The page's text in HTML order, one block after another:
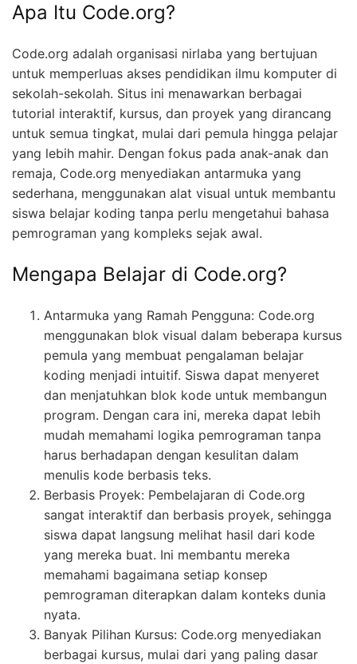
Apa Itu Code.org?
Code.org adalah organisasi nirlaba yang bertujuan
untuk memperluas akses pendidikan ilmu komputer di
sekolah-sekolah. Situs ini menawarkan berbagai
tutorial interaktif, kursus, dan proyek yang dirancang
untuk semua tingkat, mulai dari pemula hingga pelajar
yang lebih mahir. Dengan fokus pada anak-anak dan
remaja, Code.org menyediakan antarmuka yang
sederhana, menggunakan alat visual untuk membantu
siswa belajar koding tanpa perlu mengetahui bahasa
pemrograman yang kompleks sejak awal.
Mengapa Belajar di Code.org?
Antarmuka yang Ramah Pengguna: Code.org
menggunakan blok visual dalam beberapa kursus
pemula yang membuat pengalaman belajar
koding menjadi intuitif. Siswa dapat menyeret
dan menjatuhkan blok kode untuk membangun
program. Dengan cara ini, mereka dapat lebih
mudah memahami logika pemrograman tanpa
harus berhadapan dengan kesulitan dalam
menulis kode berbasis teks.
Berbasis Proyek: Pembelajaran di Code.org
sangat interaktif dan berbasis proyek, sehingga
siswa dapat langsung melihat hasil dari kode
yang mereka buat. Ini membantu mereka
memahami bagaimana setiap konsep
pemrograman diterapkan dalam konteks dunia
nyata.
Banyak Pilihan Kursus: Code.org menyediakan
berbagai kursus, mulai dari yang paling dasar